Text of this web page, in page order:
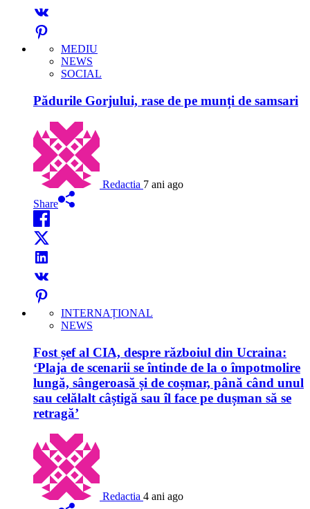
MEDIU
NEWS
SOCIAL
Pădurile Gorjului, rase de pe munți de samsari
Redactia 7 ani ago
Share
INTERNAȚIONAL
NEWS
Fost șef al CIA, despre războiul din Ucraina:
‘Plaja de scenarii se întinde de la o împotmolire
lungă, sângeroasă și de coșmar, până când unul
sau celălalt câștigă sau îl face pe dușman să se
retragă’
Redactia 4 ani ago